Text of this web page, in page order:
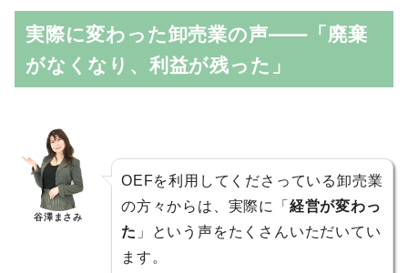
実際に変わった卸売業の声——「廃棄
がなくなり、利益が残った」
谷澤まさみ
OEFを利用してくださっている卸売業
の方々からは、実際に「 経営が変わっ
た 」という声をたくさんいただいてい
ます。